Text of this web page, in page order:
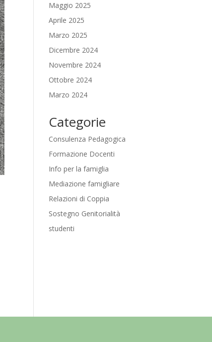
Maggio 2025
Aprile 2025
Marzo 2025
Dicembre 2024
Novembre 2024
Ottobre 2024
Marzo 2024
Categorie
Consulenza Pedagogica
Formazione Docenti
Info per la famiglia
Mediazione famigliare
Relazioni di Coppia
Sostegno Genitorialità
studenti